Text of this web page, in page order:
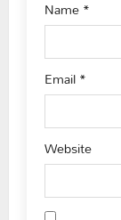
Name*
Email*
Website